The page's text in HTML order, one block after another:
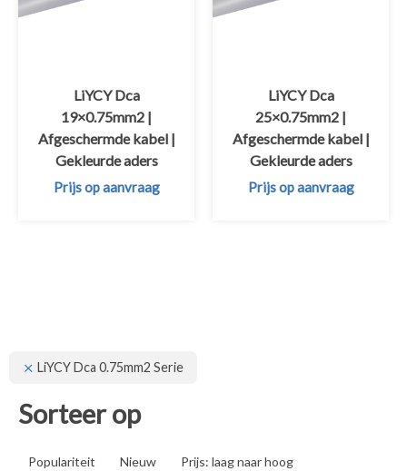
LiYCY Dca 0.75mm2 Serie
Sorteer op
Populariteit Nieuw Prijs: laag naar hoog
LiYCY Dca
19×0.75mm2 |
Afgeschermde kabel |
Gekleurde aders
Prijs op aanvraag
LiYCY Dca
25×0.75mm2 |
Afgeschermde kabel |
Gekleurde aders
Prijs op aanvraag